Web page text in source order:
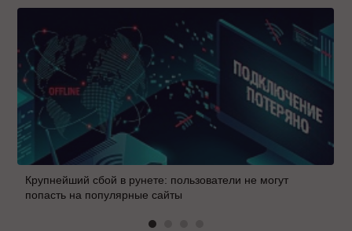
Крупнейший сбой в рунете: пользователи не могут
попасть на популярные сайты